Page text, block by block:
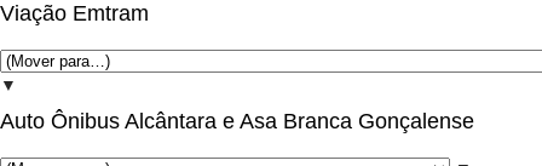
Viação Emtram
▼
Auto Ônibus Alcântara e Asa Branca Gonçalense